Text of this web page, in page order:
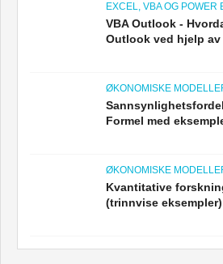
EXCEL, VBA OG POWER
VBA Outlook -
Outlook ved hjelp av
ØKONOMISKE
Formel med
ØKONOMISKE
Kvantitative
(trinnvise eksempler)